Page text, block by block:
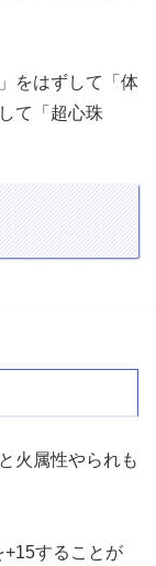
をはずして「体
て「超心珠
火属性やられも
+15することが